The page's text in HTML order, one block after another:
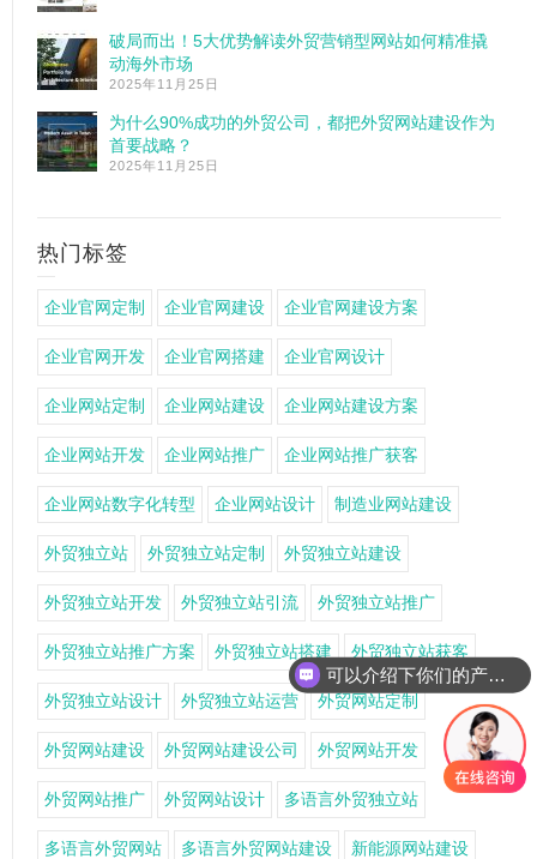
破局而出！5大优势解读外贸营销型网站如何精准撬
动海外市场
2025年11月25日
为什么90%成功的外贸公司，都把外贸网站建设作为
首要战略？
2025年11月25日
热门标签
企业官网定制 企业官网建设 企业官网建设方案
企业官网开发 企业官网搭建 企业官网设计
企业网站定制 企业网站建设 企业网站建设方案
企业网站开发 企业网站推广 企业网站推广获客
企业网站数字化转型 企业网站设计 制造业网站建设
外贸独立站 外贸独立站定制 外贸独立站建设
外贸独立站开发 外贸独立站引流 外贸独立站推广
外贸独立站推广方案 外贸独立站搭建 外贸独立站获客
外贸独立站设计 外贸独立站运营 外贸网站定制
外贸网站建设 外贸网站建设公司 外贸网站开发
外贸网站推广 外贸网站设计 多语言外贸独立站
多语言外贸网站 多语言外贸网站建设 新能源网站建设
可以介绍下你们的产品么